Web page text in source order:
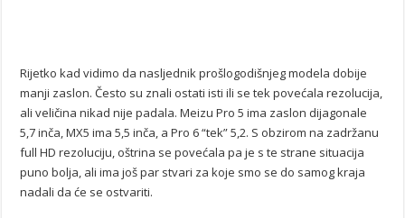
Rijetko kad vidimo da nasljednik prošlogodišnjeg modela dobije
manji zaslon. Često su znali ostati isti ili se tek povećala rezolucija,
ali veličina nikad nije padala. Meizu Pro 5 ima zaslon dijagonale
5,7 inča, MX5 ima 5,5 inča, a Pro 6 “tek” 5,2. S obzirom na zadržanu
full HD rezoluciju, oštrina se povećala pa je s te strane situacija
puno bolja, ali ima još par stvari za koje smo se do samog kraja
nadali da će se ostvariti.